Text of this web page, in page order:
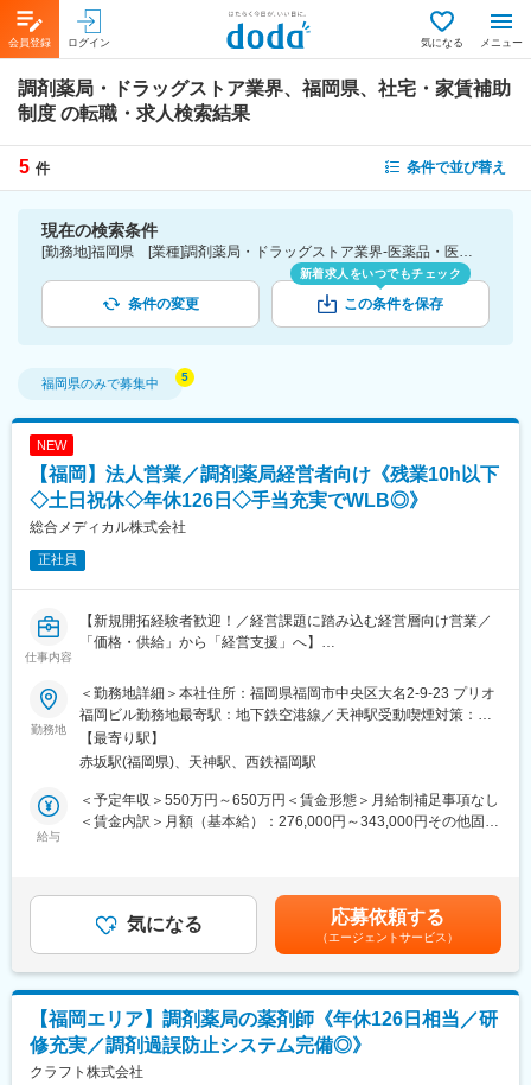
会員登録 ログイン 気になる メニュー
調剤薬局・ドラッグストア業界、福岡県、社宅・家賃補助
制度 の転職・求人検索結果
5 件 条件で並び替え
現在の検索条件
[勤務地]福岡県 [業種]調剤薬局・ドラッグストア業界-医薬品・医療機器・ライフサイエンス・医療系サービス [詳細条件](待遇・福利厚生)社宅・家賃補助制度
条件の変更
新着求人をいつでもチェック
この条件を保存
福岡県のみで募集中
NEW
【福岡】法人営業／調剤薬局経営者向け《残業10h以下
◇土日祝休◇年休126日◇手当充実でWLB◎》
総合メディカル株式会社
正社員
仕事内容
【新規開拓経験者歓迎！／経営課題に踏み込む経営層向け営業／
「価格・供給」から「経営支援」へ】
調剤薬局向けに展開する経営支援サービスの拡大に伴い、0→1で
契約を獲得できる新規開拓営業を募集します。
＜＜ こんな方におすすめです ＞＞
・働き方を改善しつつ、営業力を活かしたい方
・「売る営業」から「頼られる営業」へ成長したい方
経営に踏み込むスタイルの営業ポジションです。
医薬品の供給に留まらず、
など、薬局運営全体の課題解決を提案します。
※契約後はカスタマー担当へ引き継ぐため、新規契約獲得に集中で
きる環境です。
勤務地
＜勤務地詳細＞本社住所：福岡県福岡市中央区大名2-9-23 プリオ
福岡ビル勤務地最寄駅：地下鉄空港線／天神駅受動喫煙対策：屋
内全面禁煙変更の範囲：会社の定める事業所
【最寄り駅】
赤坂駅(福岡県)、天神駅、西鉄福岡駅
給与
＜予定年収＞550万円～650万円＜賃金形態＞月給制補足事項なし
＜賃金内訳＞月額（基本給）：276,000円～343,000円その他固定
10～20時間分の時間外手当として支給)賞与年2回（7月・12月）
※2024年度実績4.4ヵ月昇給年1回（4月）賃金はあくまでも目安の
金額であり、選考を通じて上下する可能性があります。月給(月額)
は固定手当を含めた表記です。
気になる 応募依頼する
（エージェントサービス）
【福岡エリア】調剤薬局の薬剤師《年休126日相当／研
修充実／調剤過誤防止システム完備◎》
クラフト株式会社